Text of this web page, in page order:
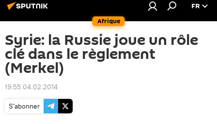
Afrique
FR
Syrie: la Russie joue un rôle
clé dans le règlement
(Merkel)
19:55 04.02.2014
S'abonner